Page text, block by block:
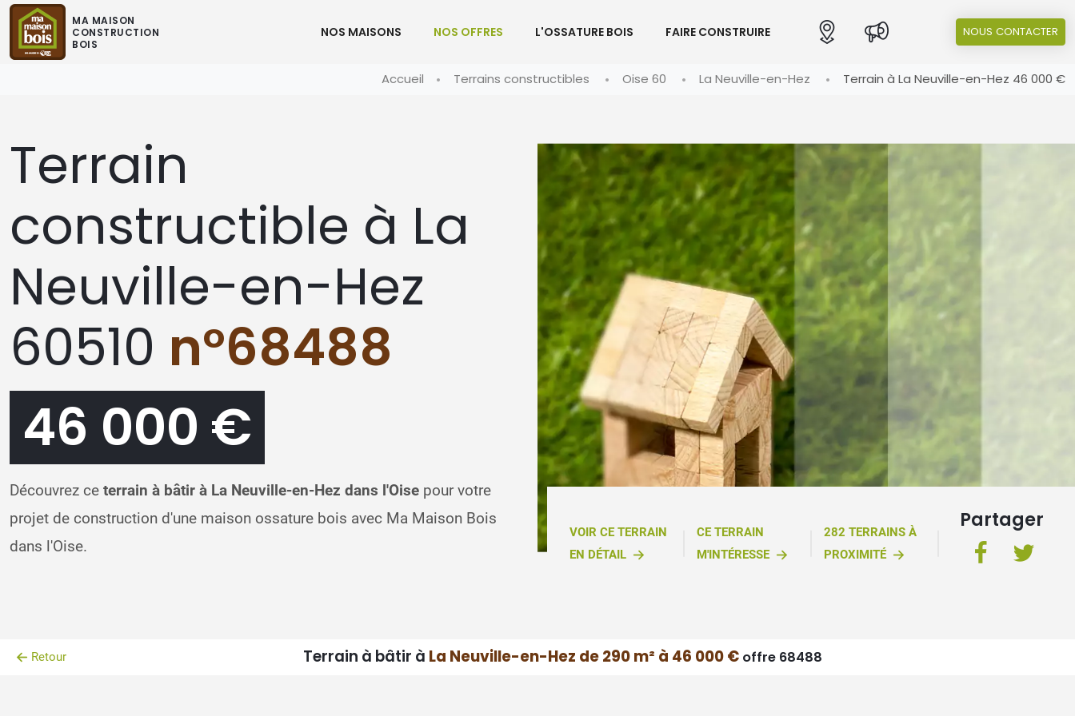
MA MAISON
CONSTRUCTION
BOIS
NOS MAISONS NOS OFFRES L'OSSATURE BOIS FAIRE CONSTRUIRE NOUS CONTACTER
Accueil Terrains constructibles Oise 60 La Neuville-en-Hez Terrain à La Neuville-en-Hez 46 000 €
Terrain
constructible à La
Neuville-en-Hez
60510 n°68488
46 000 €
Découvrez ce terrain à bâtir à La Neuville-en-Hez dans l'Oise pour votre
projet de construction d'une maison ossature bois avec Ma Maison Bois
dans l'Oise.
VOIR CE TERRAIN
EN DÉTAIL
CE TERRAIN
M'INTÉRESSE
282 TERRAINS À
PROXIMITÉ
Partager
Retour Terrain à bâtir à La Neuville-en-Hez de 290 m² à 46 000 € offre 68488